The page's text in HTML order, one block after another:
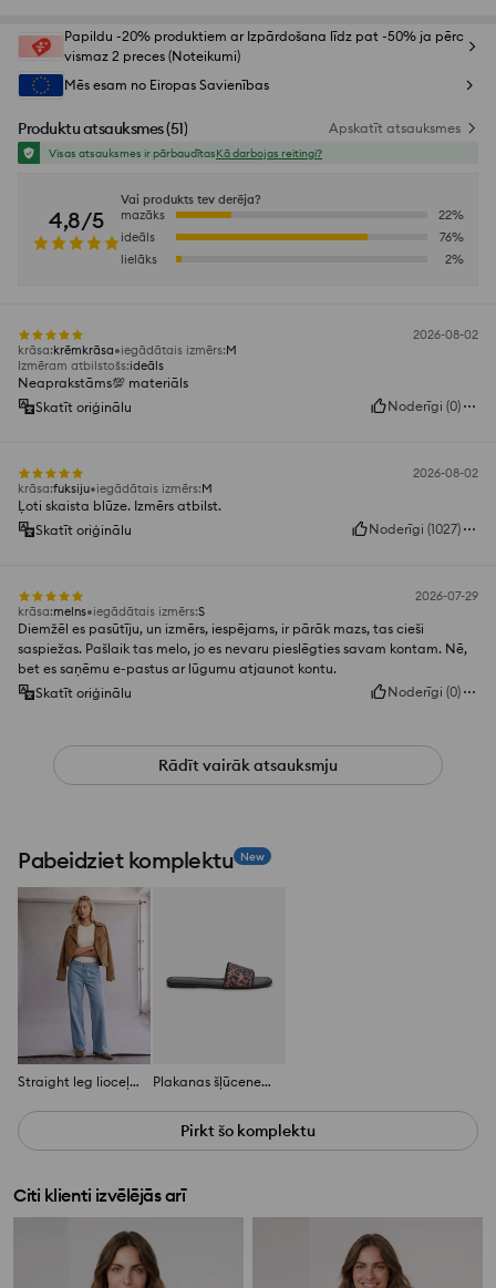
Papildu -20% produktiem ar Izpārdošana līdz pat -50% ja pērc
vismaz 2 preces (Noteikumi)
Mēs esam no Eiropas Savienības
Produktu atsauksmes(51) Apskatīt atsauksmes
Visas atsauksmes ir pārbaudītasKā darbojas reitingi?
4,8/5
Vai produkts tev derēja?
mazāks
22%
ideāls
76%
lielāks
2%
2026-08-02
krāsa:krēmkrāsa iegādātais izmērs:M
Izmēram atbilstošs:ideāls
Neaprakstāms💯 materiāls
Skatīt oriģinālu
Noderīgi (0)
2026-08-02
krāsa:fuksiju iegādātais izmērs:M
Ļoti skaista blūze. Izmērs atbilst.
Skatīt oriģinālu
Noderīgi (1027)
2026-07-29
krāsa:melns iegādātais izmērs:S
Diemžēl es pasūtīju, un izmērs, iespējams, ir pārāk mazs, tas cieši
saspiežas. Pašlaik tas melo, jo es nevaru pieslēgties savam kontam. Nē,
bet es saņēmu e-pastus ar lūgumu atjaunot kontu.
Skatīt oriģinālu
Noderīgi (0)
Rādīt vairāk atsauksmju
Pabeidziet komplektu New
Straight leg lioceļa džinsi ar balinājuma efektu Plakanas šļūcenes ar leoparda rakstu un dekoratīviem kniedēm
Pirkt šo komplektu
Citi klienti izvēlējās arī